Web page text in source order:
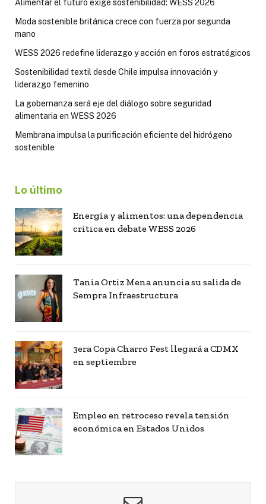
Alimentar el futuro exige sostenibilidad: WESS 2026
Moda sostenible británica crece con fuerza por segunda
mano
WESS 2026 redefine liderazgo y acción en foros estratégicos
Sostenibilidad textil desde Chile impulsa innovación y
liderazgo femenino
La gobernanza será eje del diálogo sobre seguridad
alimentaria en WESS 2026
Membrana impulsa la purificación eficiente del hidrógeno
sostenible
Lo último
Energía y alimentos: una dependencia
crítica en debate WESS 2026
Tania Ortiz Mena anuncia su salida de
Sempra Infraestructura
3era Copa Charro Fest llegará a CDMX
en septiembre
Empleo en retroceso revela tensión
económica en Estados Unidos